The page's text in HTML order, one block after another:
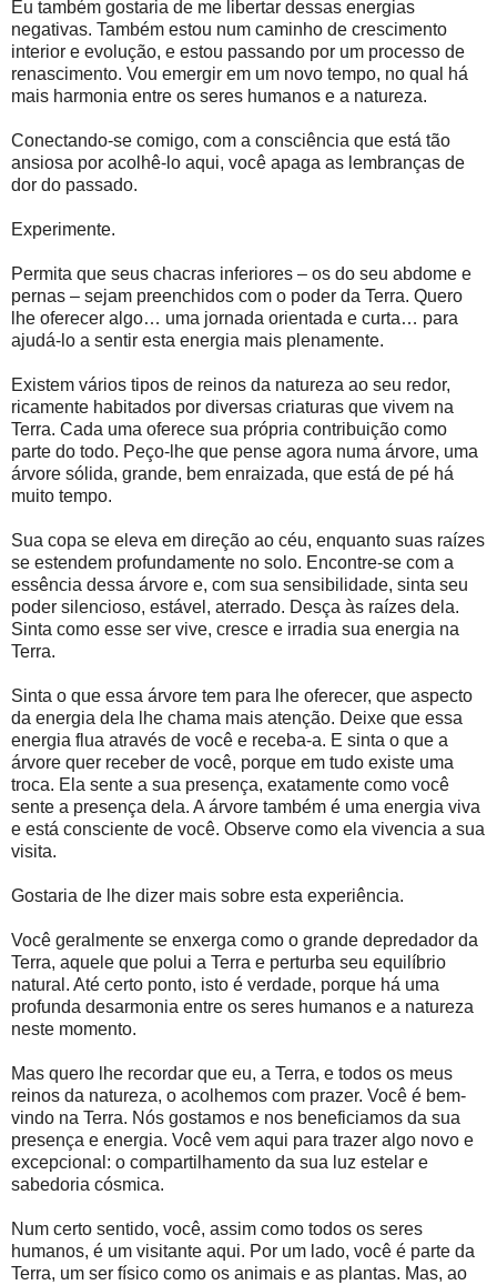
Eu também gostaria de me libertar dessas energias
negativas. Também estou num caminho de crescimento
interior e evolução, e estou passando por um processo de
renascimento. Vou emergir em um novo tempo, no qual há
mais harmonia entre os seres humanos e a natureza.
Conectando-se comigo, com a consciência que está tão
ansiosa por acolhê-lo aqui, você apaga as lembranças de
dor do passado.
Experimente.
Permita que seus chacras inferiores – os do seu abdome e
pernas – sejam preenchidos com o poder da Terra. Quero
lhe oferecer algo… uma jornada orientada e curta… para
ajudá-lo a sentir esta energia mais plenamente.
Existem vários tipos de reinos da natureza ao seu redor,
ricamente habitados por diversas criaturas que vivem na
Terra. Cada uma oferece sua própria contribuição como
parte do todo. Peço-lhe que pense agora numa árvore, uma
árvore sólida, grande, bem enraizada, que está de pé há
muito tempo.
Sua copa se eleva em direção ao céu, enquanto suas raízes
se estendem profundamente no solo. Encontre-se com a
essência dessa árvore e, com sua sensibilidade, sinta seu
poder silencioso, estável, aterrado. Desça às raízes dela.
Sinta como esse ser vive, cresce e irradia sua energia na
Terra.
Sinta o que essa árvore tem para lhe oferecer, que aspecto
da energia dela lhe chama mais atenção. Deixe que essa
energia flua através de você e receba-a. E sinta o que a
árvore quer receber de você, porque em tudo existe uma
troca. Ela sente a sua presença, exatamente como você
sente a presença dela. A árvore também é uma energia viva
e está consciente de você. Observe como ela vivencia a sua
visita.
Gostaria de lhe dizer mais sobre esta experiência.
Você geralmente se enxerga como o grande depredador da
Terra, aquele que polui a Terra e perturba seu equilíbrio
natural. Até certo ponto, isto é verdade, porque há uma
profunda desarmonia entre os seres humanos e a natureza
neste momento.
Mas quero lhe recordar que eu, a Terra, e todos os meus
reinos da natureza, o acolhemos com prazer. Você é bem-
vindo na Terra. Nós gostamos e nos beneficiamos da sua
presença e energia. Você vem aqui para trazer algo novo e
excepcional: o compartilhamento da sua luz estelar e
sabedoria cósmica.
Num certo sentido, você, assim como todos os seres
humanos, é um visitante aqui. Por um lado, você é parte da
Terra, um ser físico como os animais e as plantas. Mas, ao